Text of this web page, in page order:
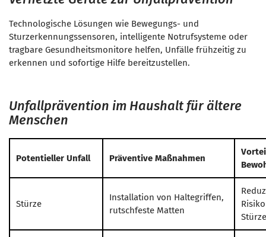
Technologische Lösungen wie Bewegungs- und
Sturzerkennungssensoren, intelligente Notrufsysteme oder
tragbare Gesundheitsmonitore helfen, Unfälle frühzeitig zu
erkennen und sofortige Hilfe bereitzustellen.
Unfallprävention im Haushalt für ältere
Menschen
Potentieller Unfall Präventive Maßnahmen
Stürze
Installation von Haltegriffen,
rutschfeste Matten